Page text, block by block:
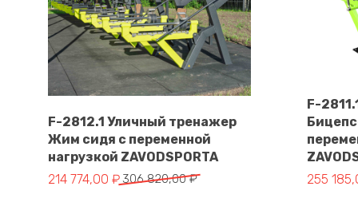
В корзину
F-2812.1 Уличный тренажер
Жим сидя с переменной
нагрузкой ZAVODSPORTA
306 820,00₽
Первоначальная цена составляла 306 820,00 ₽.
214 774,00 ₽
Текущая цена: 214 774,00 ₽.
F-
255
Текущая